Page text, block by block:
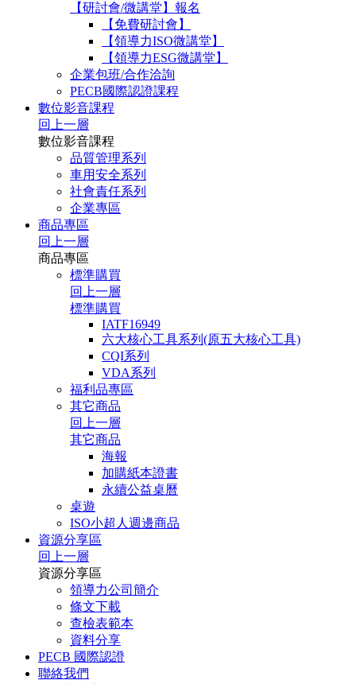
【研討會/微講堂】報名
【免費研討會】
【領導力ISO微講堂】
【領導力ESG微講堂】
企業包班/合作洽詢
PECB國際認證課程
數位影音課程
回上一層
數位影音課程
品質管理系列
車用安全系列
社會責任系列
企業專區
商品專區
回上一層
商品專區
標準購買
回上一層
標準購買
IATF16949
六大核心工具系列(原五大核心工具)
CQI系列
VDA系列
福利品專區
其它商品
回上一層
其它商品
海報
加購紙本證書
永續公益桌曆
桌遊
ISO小超人週邊商品
資源分享區
回上一層
資源分享區
領導力公司簡介
條文下載
查檢表範本
資料分享
PECB 國際認證
聯絡我們